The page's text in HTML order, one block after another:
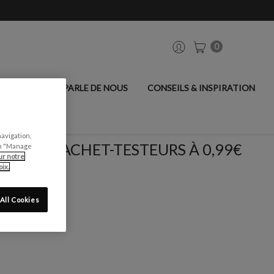
0
ON PARLE DE NOUS CONSEILS & INSPIRATION
SACHET-TESTEURS À 0,99€
"Manage
notre
Cookies